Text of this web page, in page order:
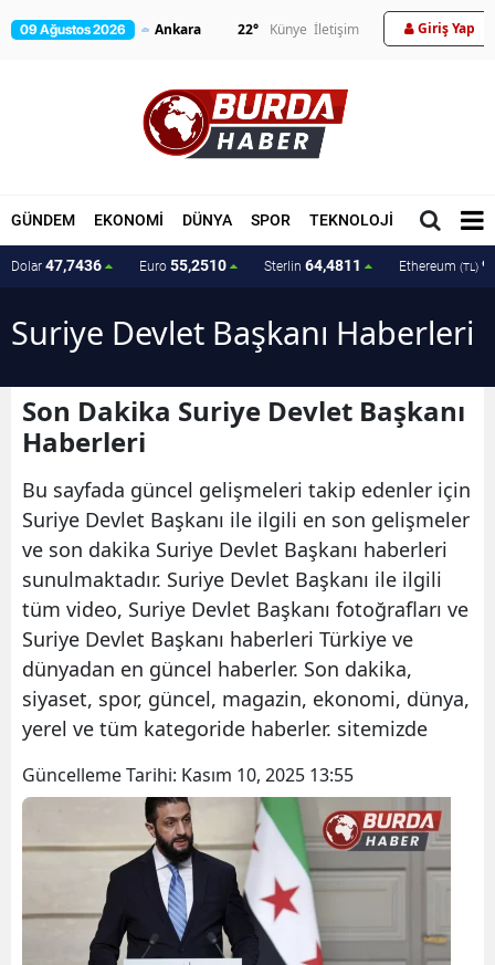
09 Ağustos 2026 22° Künye İletişim Giriş Yap
GÜNDEM EKONOMİ DÜNYA SPOR TEKNOLOJİ MAGAZİN
Dolar 47,7436 Euro 55,2510 Sterlin 64,4811 Ethereum (TL)
Suriye Devlet Başkanı Haberleri
Son Dakika Suriye Devlet Başkanı
Haberleri
Bu sayfada güncel gelişmeleri takip edenler için
Suriye Devlet Başkanı ile ilgili en son gelişmeler
ve son dakika Suriye Devlet Başkanı haberleri
sunulmaktadır. Suriye Devlet Başkanı ile ilgili
tüm video, Suriye Devlet Başkanı fotoğrafları ve
Suriye Devlet Başkanı haberleri Türkiye ve
dünyadan en güncel haberler. Son dakika,
siyaset, spor, güncel, magazin, ekonomi, dünya,
yerel ve tüm kategoride haberler. sitemizde
Güncelleme Tarihi: Kasım 10, 2025 13:55